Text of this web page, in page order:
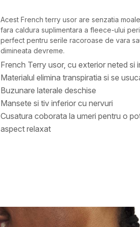
Acest French terry usor are senzatia
fara caldura suplimentara a fleece-ului
perfect pentru serile racoroase de vara
dimineata devreme.
French Terry usor, cu exterior neted si
Materialul elimina transpiratia si se
Buzunare laterale deschise
Mansete si tiv inferior cu nervuri
Cusatura coborata la umeri pentru o
aspect relaxat
GEN BARBATI